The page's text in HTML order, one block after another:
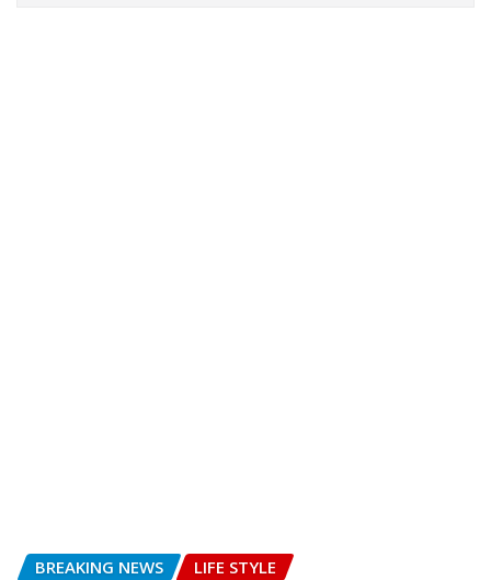
BREAKING NEWS LIFE STYLE